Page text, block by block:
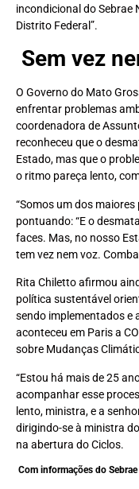
incondicional do Sebrae
Distrito Federal”.
Sem vez
O Governo do Mato
enfrentar problemas
coordenadora de
reconheceu que o
Estado, mas que o
o ritmo pareça lento,
“Somos um dos
pontuando: “E o
faces. Mas, no nosso
tem vez nem voz.
Rita Chiletto afirmou
política sustentável
sendo implementados e
aconteceu em Paris a
sobre Mudanças
“Estou há mais de 25
acompanhar esse
lento, ministra, e a
dirigindo-se à ministra
na abertura do Ciclos.
Com informações do